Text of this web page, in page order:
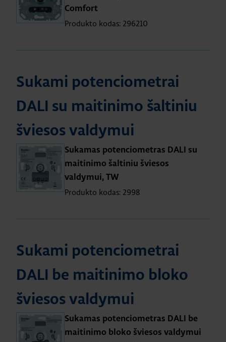
Comfort
Produkto kodas: 296210
Sukami potenciometrai
DALI su maitinimo šaltiniu
šviesos valdymui
Sukamas potenciometras DALI su
maitinimo šaltiniu šviesos
valdymui, TW
Produkto kodas: 2998
Sukami potenciometrai
DALI be maitinimo bloko
šviesos valdymui
Sukamas potenciometras DALI be
maitinimo bloko šviesos valdymui